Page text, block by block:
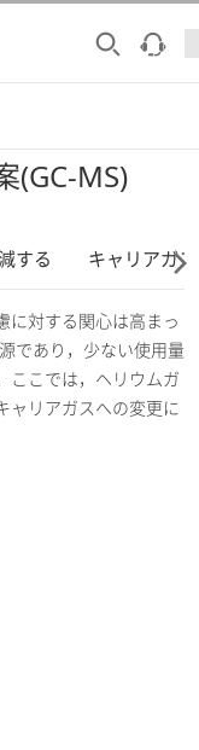
(GC-MS)
する キャリアガ
に対する関心は高まっ
であり，少ない使用量
ここでは，ヘリウムガ
ャリアガスへの変更に